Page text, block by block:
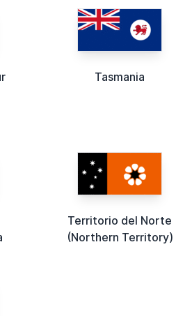
Tasmania
Territorio del Norte
(Northern Territory)